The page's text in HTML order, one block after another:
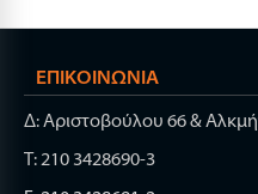
ΕΠΙΚΟΙΝΩΝΊΑ
Δ: Αριστοβούλου 66 &
Τ: 210 3428690-3